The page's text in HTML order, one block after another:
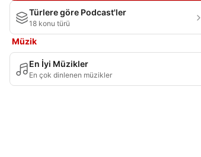
Türlere göre Podcast'ler
18 konu türü
Müzik
En İyi Müzikler
En çok dinlenen müzikler